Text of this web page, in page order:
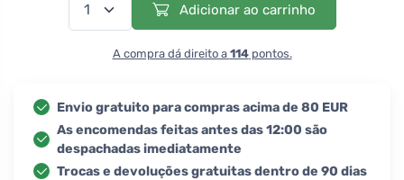
Adicionar ao carrinho
A compra dá direito a 114pontos.
Envio gratuito para compras acima de 80 EUR
As encomendas feitas antes das 12:00 são
despachadas imediatamente
Trocas e devoluções gratuitas dentro de 90 dias